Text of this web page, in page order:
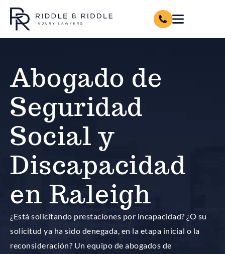
Abogado de
Seguridad
Social y
Discapacidad
en Raleigh
¿Está solicitando prestaciones por incapacidad? ¿O su
solicitud ya ha sido denegada, en la etapa inicial o la
reconsideración? Un equipo de abogados de